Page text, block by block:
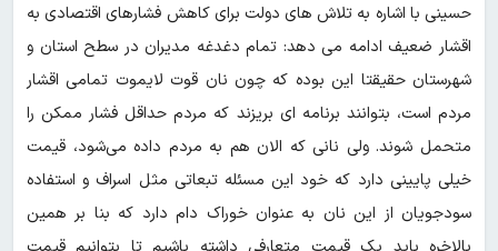
حسینی با اشاره به تلاش های دولت برای کاهش فشارهای اقتصادی به
اقشار ضعیف ادامه می دهد: تمام دغدغه مدیران در سطح استان و
شهرستان حقیقتا این بوده که چون نان قوت لایموت تمامی اقشار
مردم است، بتوانند برنامه ای بریزند که مردم حداقل فشار ممکن را
متحمل شوند. ولی نانی که الان هم به مردم داده می‌شود، قیمت
خیلی پایینی دارد که خود این مسئله تبعاتی مثل اسراف و استفاده
سودجویان از این نان به عنوان خوراک دام دارد که بنا بر همین